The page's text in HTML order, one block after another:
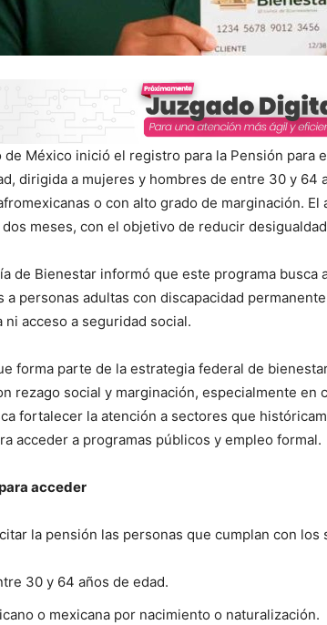
de México inició el registro para la Pensión para
dirigida a mujeres y hombres de entre 30 y 64
o con alto grado de marginación.
dos meses, con el objetivo de reducir
de Bienestar informó que este programa busca
a personas adultas con discapacidad
acceso a seguridad social.
forma parte de la estrategia federal de
rezago social y marginación, especialmente en
fortalecer la atención a sectores que
acceder a programas públicos y empleo formal.
acceder
la pensión las personas que cumplan con
30 y 64 años de edad.
o mexicana por nacimiento o naturalización.